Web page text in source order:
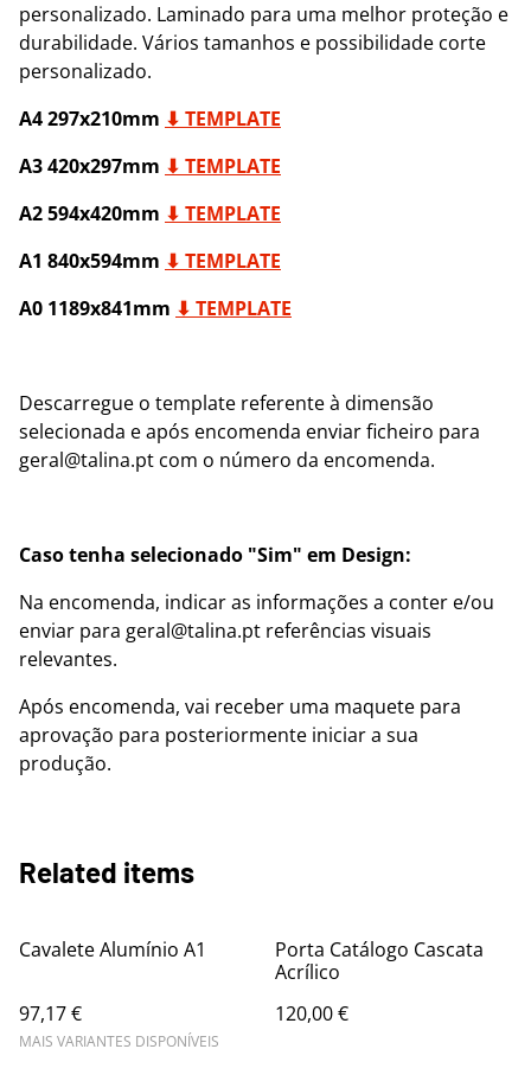
personalizado. Laminado para uma melhor proteção e
durabilidade. Vários tamanhos e possibilidade corte
personalizado.
A4 297x210mm ⬇ TEMPLATE
A3 420x297mm ⬇ TEMPLATE
A2 594x420mm ⬇ TEMPLATE
A1 840x594mm ⬇ TEMPLATE
A0 1189x841mm ⬇ TEMPLATE
Descarregue o template referente à dimensão
selecionada e após encomenda enviar ficheiro para
geral@talina.pt com o número da encomenda.
Caso tenha selecionado "Sim" em Design:
Na encomenda, indicar as informações a conter e/ou
enviar para geral@talina.pt referências visuais
relevantes.
Após encomenda, vai receber uma maquete para
aprovação para posteriormente iniciar a sua
produção.
Related items
Cavalete Alumínio A1
97,17 €
MAIS VARIANTES DISPONÍVEIS
Porta Catálogo Cascata
Acrílico
120,00 €